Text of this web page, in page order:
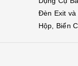
Đèn Exit
Hộp, Biển